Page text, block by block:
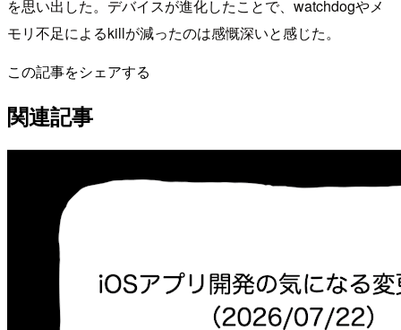
を思い出した。デバイスが進化したことで、watchdogやメ
モリ不足によるkillが減ったのは感慨深いと感じた。
この記事をシェアする
関連記事